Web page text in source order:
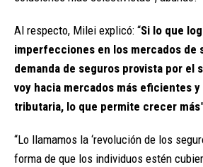
Al respecto, Milei explicó: “Si lo que
imperfecciones en los mercados de
demanda de seguros provista por el
voy hacia mercados más eficientes
tributaria, lo que permite crecer más
“Lo llamamos la ‘revolución de los
forma de que los individuos estén